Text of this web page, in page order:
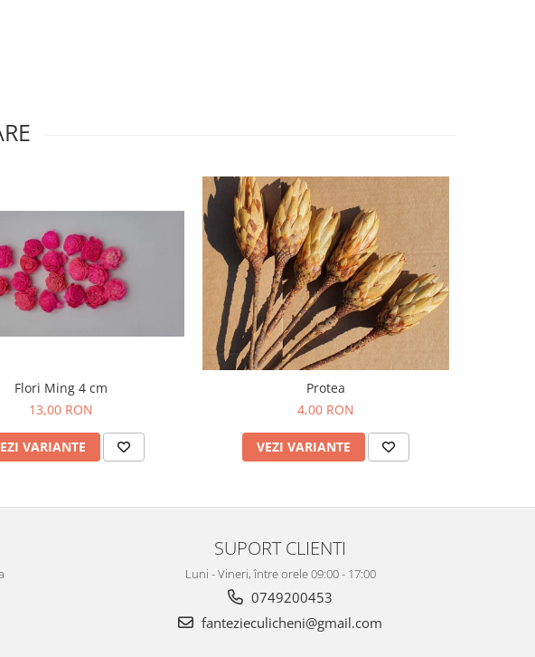
Flori Ming 4 cm
13,00 RON
VARIANTE
Protea
4,00 RON
VEZI VARIANTE
SUPORT CLIENTI
Luni - Vineri, între orele 09:00 - 17:00
0749200453
fantezieculicheni@gmail.com